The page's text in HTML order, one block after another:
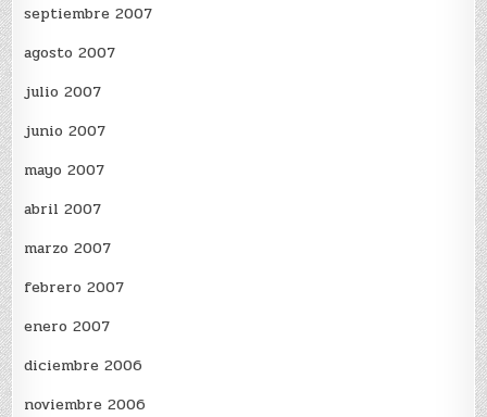
septiembre 2007
agosto 2007
julio 2007
junio 2007
mayo 2007
abril 2007
marzo 2007
febrero 2007
enero 2007
diciembre 2006
noviembre 2006